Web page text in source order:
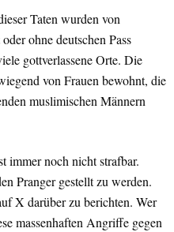
Taten wurden von
ohne deutschen Pass
gottverlassene Orte. Die
von Frauen bewohnt, die
muslimischen Männern
immer noch nicht strafbar.
Pranger gestellt zu werden.
X darüber zu berichten. Wer
massenhaften Angriffe gegen